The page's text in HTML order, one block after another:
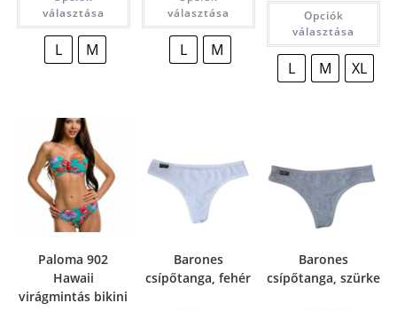
választása
L M
választása
L M
Opciók
választása
L M XL
Paloma 902
Hawaii
virágmintás bikini
Barones
csípőtanga, fehér
Barones
csípőtanga, szürke